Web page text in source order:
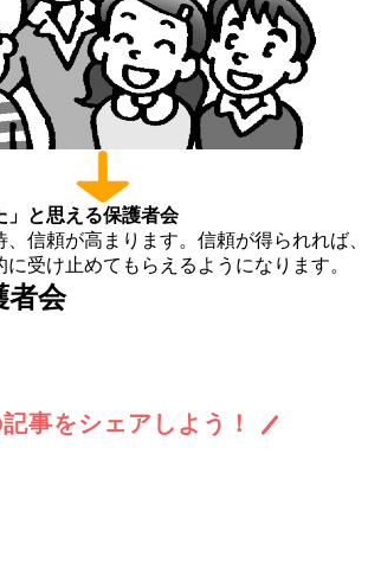
」と思える保護者会
信頼が高まります。信頼が得られれば、
受け止めてもらえるようになります。
者会
事をシェアしよう！